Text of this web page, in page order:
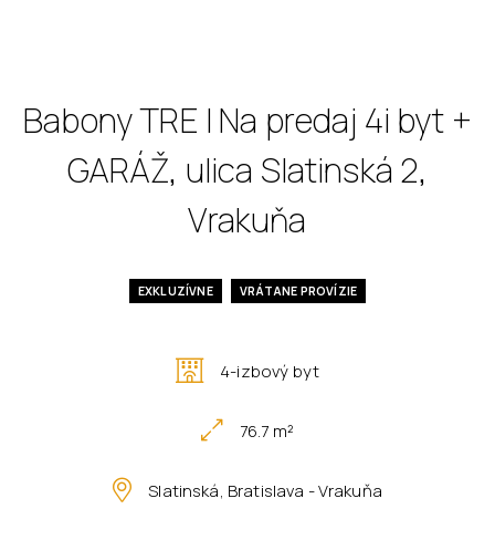
Babony TRE I Na predaj 4i byt +
GARÁŽ, ulica Slatinská 2,
Vrakuňa
EXKLUZÍVNE VRÁTANE PROVÍZIE
4-izbový byt
76.7 m²
Slatinská, Bratislava - Vrakuňa